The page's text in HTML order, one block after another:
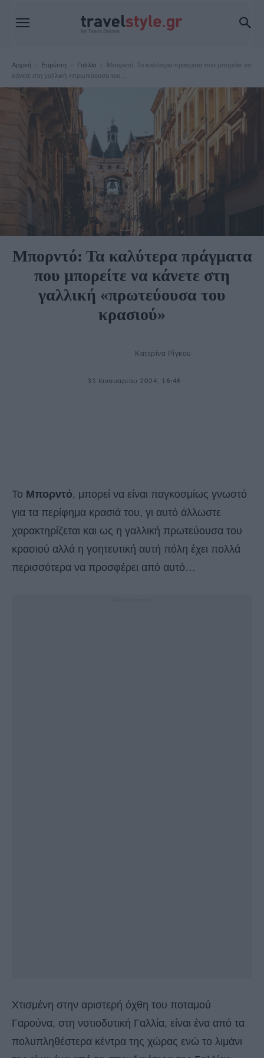
Αρχική Ευρώπη Γαλλία
Μπορντό: Τα καλύτερα πράγματα που μπορείτε να
κάνετε στη γαλλική «πρωτεύουσα του...
Γαλλία
Μπορντό: Τα καλύτερα πράγματα
που μπορείτε να κάνετε στη
γαλλική «πρωτεύουσα του
κρασιού»
Κατερίνα Ρίγκου
31 Ιανουαρίου 2024, 16:46
Το Μπορντό, μπορεί να είναι παγκοσμίως γνωστό
για τα περίφημα κρασιά του, γι αυτό άλλωστε
χαρακτηρίζεται και ως η γαλλική πρωτεύουσα του
κρασιού αλλά η γοητευτική αυτή πόλη έχει πολλά
περισσότερα να προσφέρει από αυτό…
Χτισμένη στην αριστερή όχθη του ποταμού
Γαρoύνα, στη νοτιοδυτική Γαλλία, είναι ένα από τα
πολυπληθέστερα κέντρα της χώρας ενώ το λιμάνι